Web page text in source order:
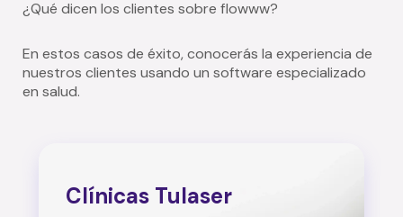
¿Qué dicen los clientes sobre flowww?
En estos casos de éxito, conocerás la experiencia de
nuestros clientes usando un software especializado
en salud.
Clínicas Tulaser